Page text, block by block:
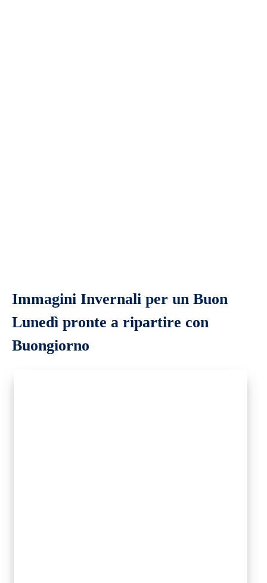
Immagini Invernali per un Buon
Lunedì pronte a ripartire con
Buongiorno